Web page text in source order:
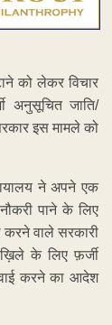
को लेकर विचार
अनुसूचित जाति/
इस मामले को
ने अपने एक
पाने के लिए
करने वाले सरकारी
के लिए फ़र्जी
करने का आदेश